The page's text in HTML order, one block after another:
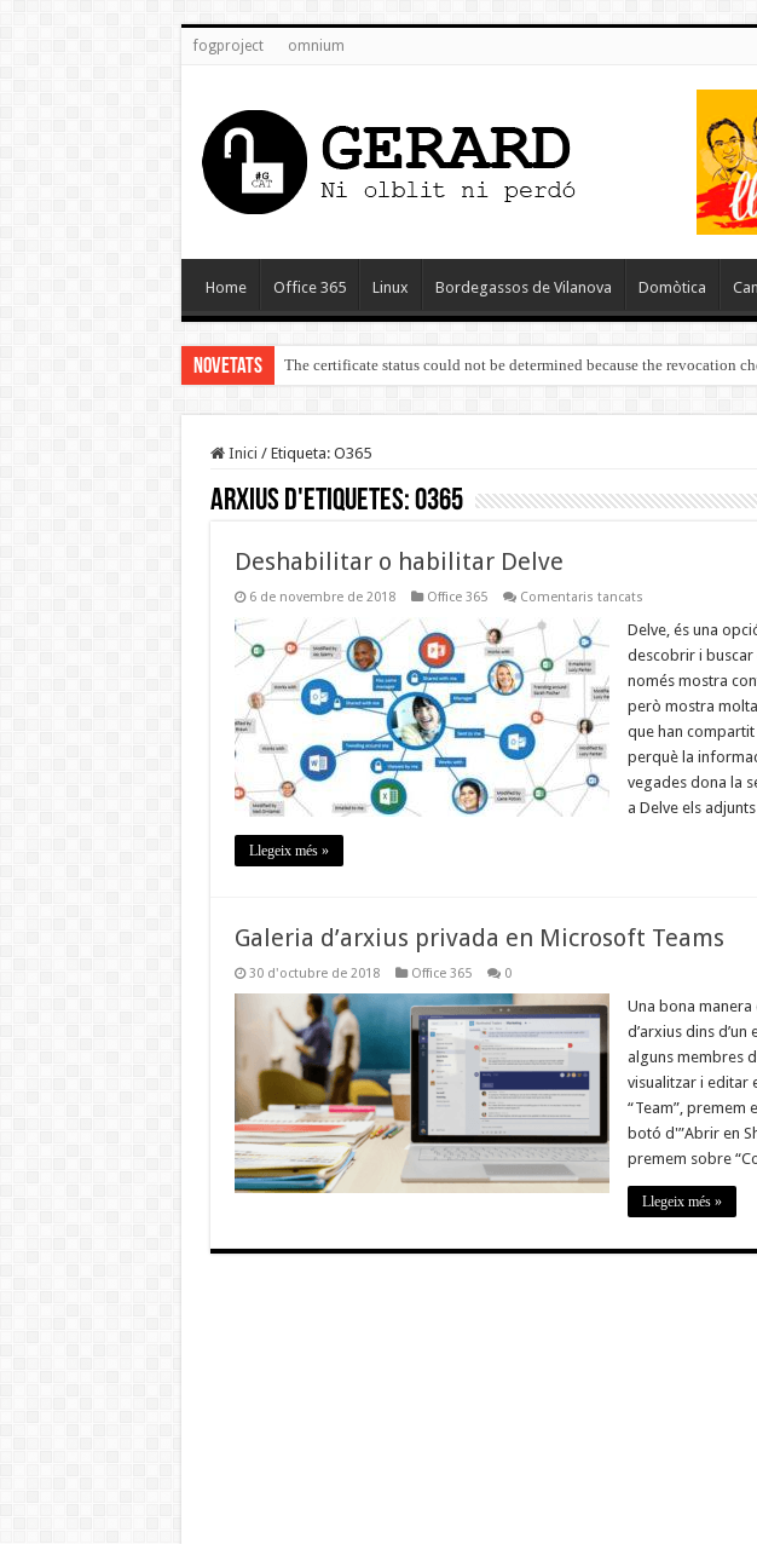
fogproject omnium
Home Office 365 Linux Bordegassos de Vilanova Domòtica
Novetats The certificate status could not be determined because the revocation
Inici / Etiqueta: O365
Arxius d'etiquetes:O365
Deshabilitar o habilitar Delve
6 de novembre de 2018 Office 365 Comentaris tancatsa
o
habilitar
Delve
Delve, és una
descobrir i
només mostra
però mostra
que han
perquè la
vegades dona la
a Delve els
Llegeix més »
Galeria d’arxius privada en Microsoft Teams
30 d'octubre de 2018 Office 365 0
Una bona
d’arxius dins
alguns membres
visualitzar i editar
“Team”, premem
botó d'”Abrir en
premem sobre
Llegeix més »